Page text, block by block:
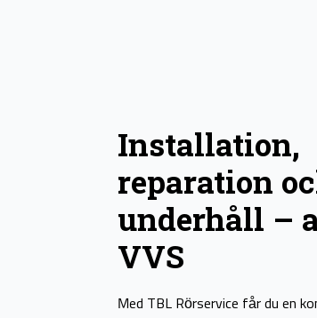
Installation,
reparation
underhåll –
VVS
Med TBL Rörservice får du en